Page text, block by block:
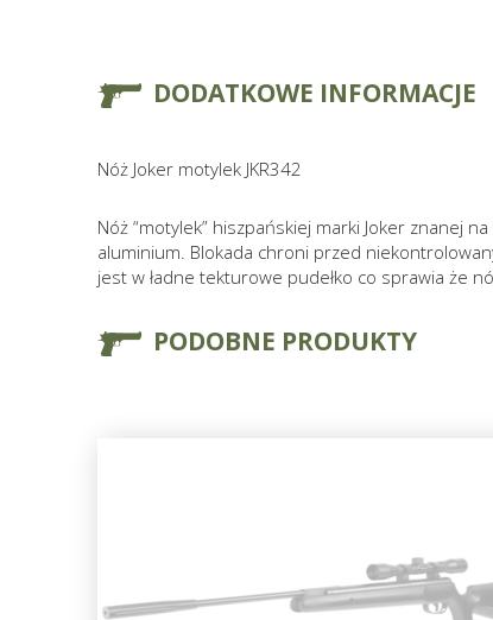
DODATKOWE INFORMACJE
Nóż Joker motylek JKR342
Nóż “motylek” hiszpańskiej marki Joker znanej
aluminium. Blokada chroni przed
jest w ładne tekturowe pudełko co sprawia że
PODOBNE PRODUKTY